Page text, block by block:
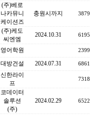
(주)베로
나카뮤니
케이션즈
충원시까지 3879
(주)케도
씨엔엠
2024.10.31 6195
영어학원 2399
대방건설 2024.07.31 6861
신한라이
프
7318
코데이터
솔루션
(주)
2024.02.29 6522